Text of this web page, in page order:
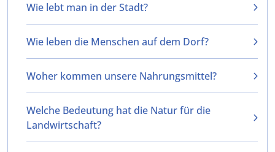
Wie lebt man in der Stadt?
Wie leben die Menschen auf dem Dorf?
Woher kommen unsere Nahrungsmittel?
Welche Bedeutung hat die Natur für die
Landwirtschaft?